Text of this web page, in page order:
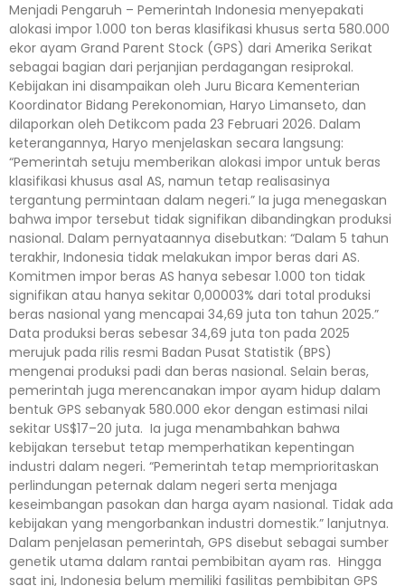
Menjadi Pengaruh – Pemerintah Indonesia menyepakati
alokasi impor 1.000 ton beras klasifikasi khusus serta 580.000
ekor ayam Grand Parent Stock (GPS) dari Amerika Serikat
sebagai bagian dari perjanjian perdagangan resiprokal.
Kebijakan ini disampaikan oleh Juru Bicara Kementerian
Koordinator Bidang Perekonomian, Haryo Limanseto, dan
dilaporkan oleh Detikcom pada 23 Februari 2026. Dalam
keterangannya, Haryo menjelaskan secara langsung:
“Pemerintah setuju memberikan alokasi impor untuk beras
klasifikasi khusus asal AS, namun tetap realisasinya
tergantung permintaan dalam negeri.” Ia juga menegaskan
bahwa impor tersebut tidak signifikan dibandingkan produksi
nasional. Dalam pernyataannya disebutkan: “Dalam 5 tahun
terakhir, Indonesia tidak melakukan impor beras dari AS.
Komitmen impor beras AS hanya sebesar 1.000 ton tidak
signifikan atau hanya sekitar 0,00003% dari total produksi
beras nasional yang mencapai 34,69 juta ton tahun 2025.”
Data produksi beras sebesar 34,69 juta ton pada 2025
merujuk pada rilis resmi Badan Pusat Statistik (BPS)
mengenai produksi padi dan beras nasional. Selain beras,
pemerintah juga merencanakan impor ayam hidup dalam
bentuk GPS sebanyak 580.000 ekor dengan estimasi nilai
sekitar US$17–20 juta. Ia juga menambahkan bahwa
kebijakan tersebut tetap memperhatikan kepentingan
industri dalam negeri. “Pemerintah tetap memprioritaskan
perlindungan peternak dalam negeri serta menjaga
keseimbangan pasokan dan harga ayam nasional. Tidak ada
kebijakan yang mengorbankan industri domestik.” lanjutnya.
Dalam penjelasan pemerintah, GPS disebut sebagai sumber
genetik utama dalam rantai pembibitan ayam ras. Hingga
saat ini, Indonesia belum memiliki fasilitas pembibitan GPS